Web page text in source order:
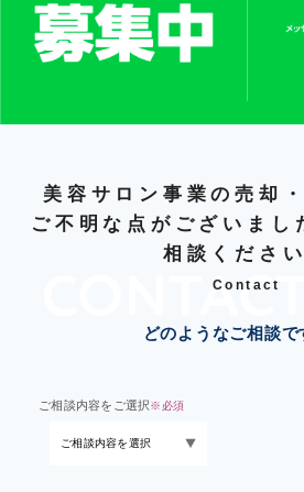
美容サロン事業の売却
ご不明な点がございまし
相談ください
Contact
どのようなご相談で
ご相談内容をご選択※必須